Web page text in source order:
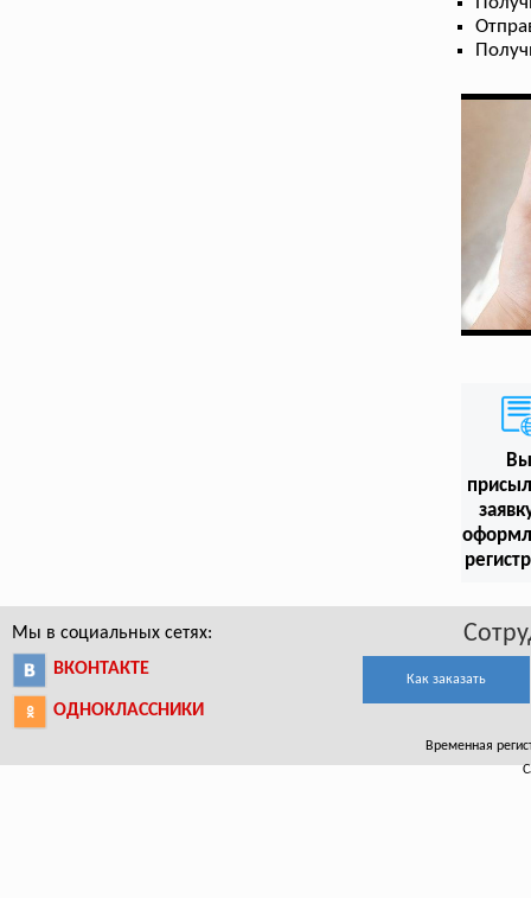
Вы
Мы в социальных сетях:
ВКОНТАКТЕ
ОДНОКЛАССНИКИ
Как заказать
Временная